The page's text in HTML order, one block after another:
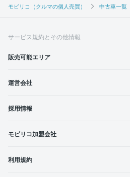
モビリコ（クルマの個人売買） 中古車一覧
サービス規約とその他情報
販売可能エリア
運営会社
採用情報
モビリコ加盟会社
利用規約